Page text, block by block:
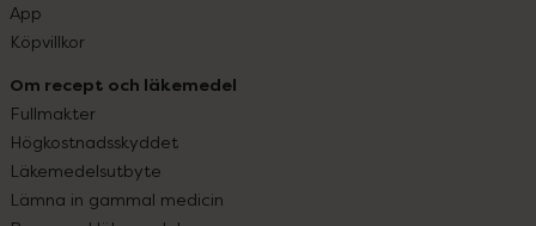
App
Köpvillkor
Om recept och läkemedel
Fullmakter
Högkostnadsskyddet
Läkemedelsutbyte
Lämna in gammal medicin